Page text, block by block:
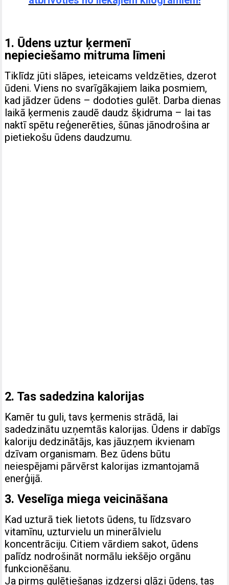
1. Ūdens uztur ķermenī
nepieciešamo mitruma līmeni
Tiklīdz jūti slāpes, ieteicams veldzēties, dzerot
ūdeni. Viens no svarīgākajiem laika posmiem,
kad jādzer ūdens – dodoties gulēt. Darba dienas
laikā ķermenis zaudē daudz šķidruma – lai tas
naktī spētu reģenerēties, šūnas jānodrošina ar
pietiekošu ūdens daudzumu.
2. Tas sadedzina kalorijas
Kamēr tu guli, tavs ķermenis strādā, lai
sadedzinātu uzņemtās kalorijas. Ūdens ir dabīgs
kaloriju dedzinātājs, kas jāuzņem ikvienam
dzīvam organismam. Bez ūdens būtu
neiespējami pārvērst kalorijas izmantojamā
enerģijā.
3. Veselīga miega veicināšana
Kad uzturā tiek lietots ūdens, tu līdzsvaro
vitamīnu, uzturvielu un minerālvielu
koncentrāciju. Citiem vārdiem sakot, ūdens
palīdz nodrošināt normālu iekšējo orgānu
funkcionēšanu.
Ja pirms gulētiešanas izdzersi glāzi ūdens, tas